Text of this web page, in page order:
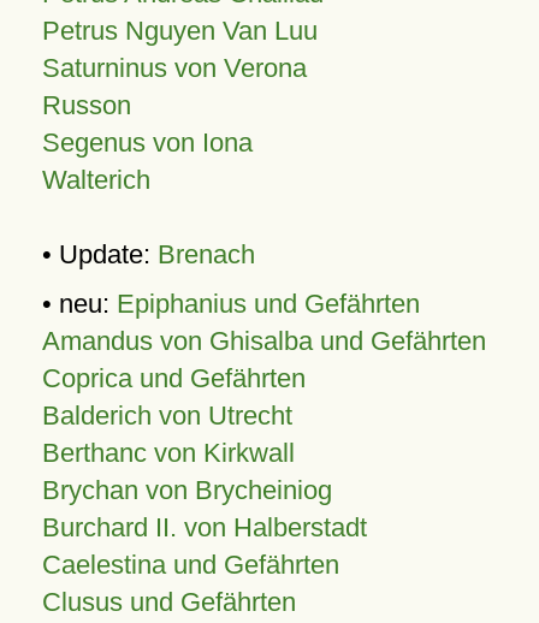
Petrus Nguyen Van Luu
Saturninus von Verona
Russon
Segenus von Iona
Walterich
• Update: Brenach
• neu: Epiphanius und Gefährten
Amandus von Ghisalba und Gefährten
Coprica und Gefährten
Balderich von Utrecht
Berthanc von Kirkwall
Brychan von Brycheiniog
Burchard II. von Halberstadt
Caelestina und Gefährten
Clusus und Gefährten